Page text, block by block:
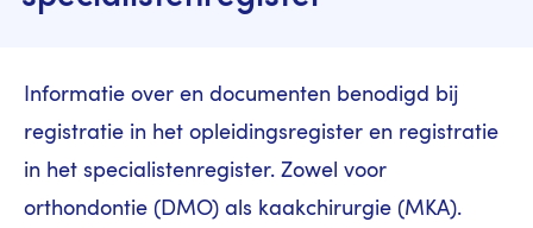
Informatie over en documenten benodigd bij
registratie in het opleidingsregister en registratie
in het specialistenregister. Zowel voor
orthondontie (DMO) als kaakchirurgie (MKA).